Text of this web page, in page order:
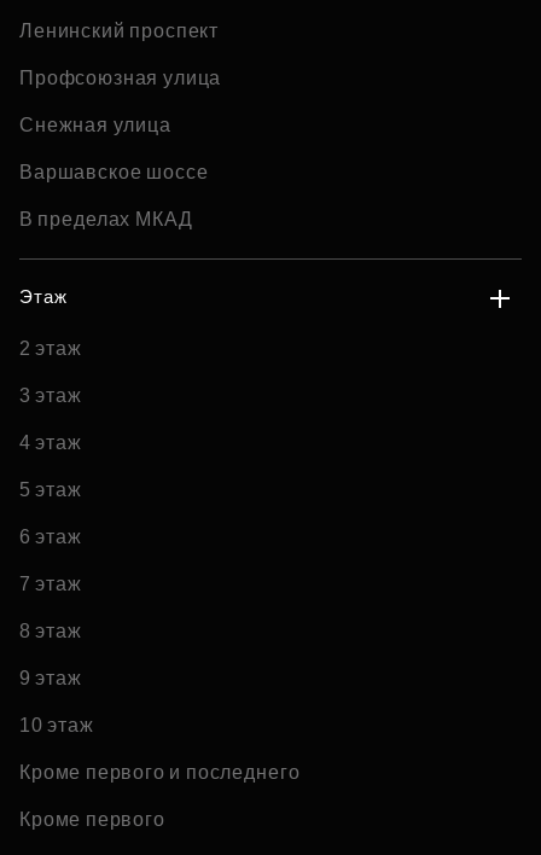
Ленинский проспект
Профсоюзная улица
Снежная улица
Варшавское шоссе
В пределах МКАД
Этаж
2 этаж
3 этаж
4 этаж
5 этаж
6 этаж
7 этаж
8 этаж
9 этаж
10 этаж
Кроме первого и последнего
Кроме первого